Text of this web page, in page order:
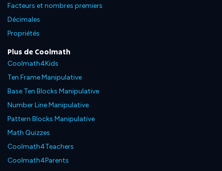
Facteurs et nombres premiers
Décimales
Propriétés
Plus de Coolmath
Coolmath4Kids
Ten Frame Manipulative
Base Ten Blocks Manipulative
Number Line Manipulative
Pattern Blocks Manipulative
Math Quizzes
Coolmath4Teachers
Coolmath4Parents